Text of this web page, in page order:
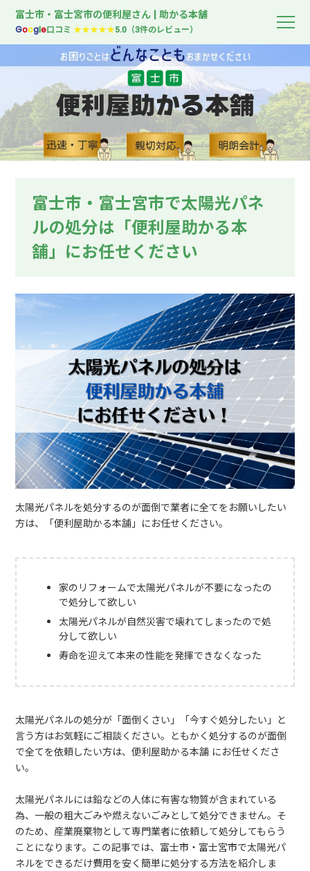
富士市・富士宮市の便利屋さん | 助かる本舗
Google口コミ★★★★★5.0（3件のレビュー）
富士市・富士宮市で太陽光パネ
ルの処分は「便利屋助かる本
舗」にお任せください
太陽光パネルを処分するのが面倒で業者に全てをお願いしたい
方は、「便利屋助かる本舗」にお任せください。
家のリフォームで太陽光パネルが不要になったの
で処分して欲しい
太陽光パネルが自然災害で壊れてしまったので処
分して欲しい
寿命を迎えて本来の性能を発揮できなくなった
太陽光パネルの処分が「面倒くさい」「今すぐ処分したい」と
言う方はお気軽にご相談ください。ともかく処分するのが面倒
で全てを依頼したい方は、便利屋助かる本舗 にお任せくださ
い。
太陽光パネルには鉛などの人体に有害な物質が含まれている
為、一般の粗大ごみや燃えないごみとして処分できません。そ
のため、産業廃棄物として専門業者に依頼して処分してもらう
ことになります。この記事では、富士市・富士宮市で太陽光パ
ネルをできるだけ費用を安く簡単に処分する方法を紹介しま